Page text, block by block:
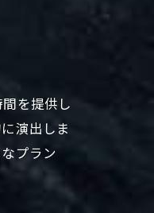
を提供し
演出しま
プラン